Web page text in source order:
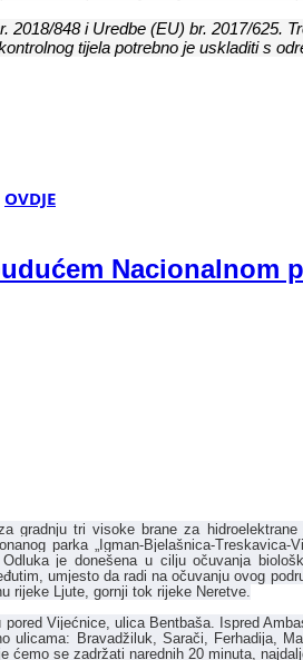
848 i Uredbe (EU) br. 2017/625.
tijela potrebno je uskladiti s
OVDJE
Nacionalnom
gradnju tri visoke brane za
parka „Igman-Bjelašnica-
je donešena u cilju očuvanja
umjesto da radi na očuvanju ovog
rijeke Ljute, gornji tok rijeke Neretve.
Vijećnice, ulica Bentbaša. Ispred
Bravadžiluk, Sarači, Ferhadija,
ćemo se zadržati narednih 20 minuta,